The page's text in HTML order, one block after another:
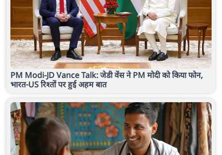
PM Modi-JD Vance Talk: जेडी वेंस ने PM मोदी को किया फोन,
भारत-US रिश्तों पर हुई अहम बात